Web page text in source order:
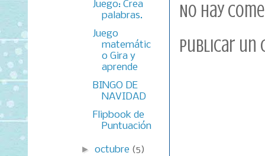
No hay
Publicar un
Juego: Crea
palabras.
Juego
matemátic
o Gira y
aprende
BINGO DE
NAVIDAD
Flipbook de
Puntuación
►octubre (5)